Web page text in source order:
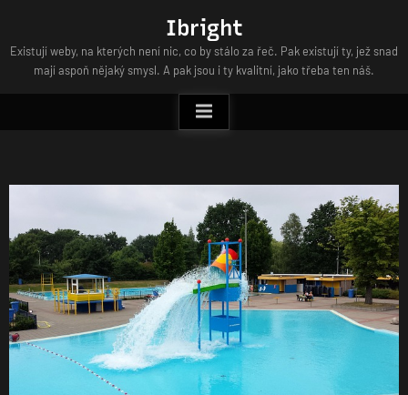
content
Ibright
Existují weby, na kterých není nic, co by stálo za řeč. Pak existují ty, jež snad
mají aspoň nějaký smysl. A pak jsou i ty kvalitní, jako třeba ten náš.